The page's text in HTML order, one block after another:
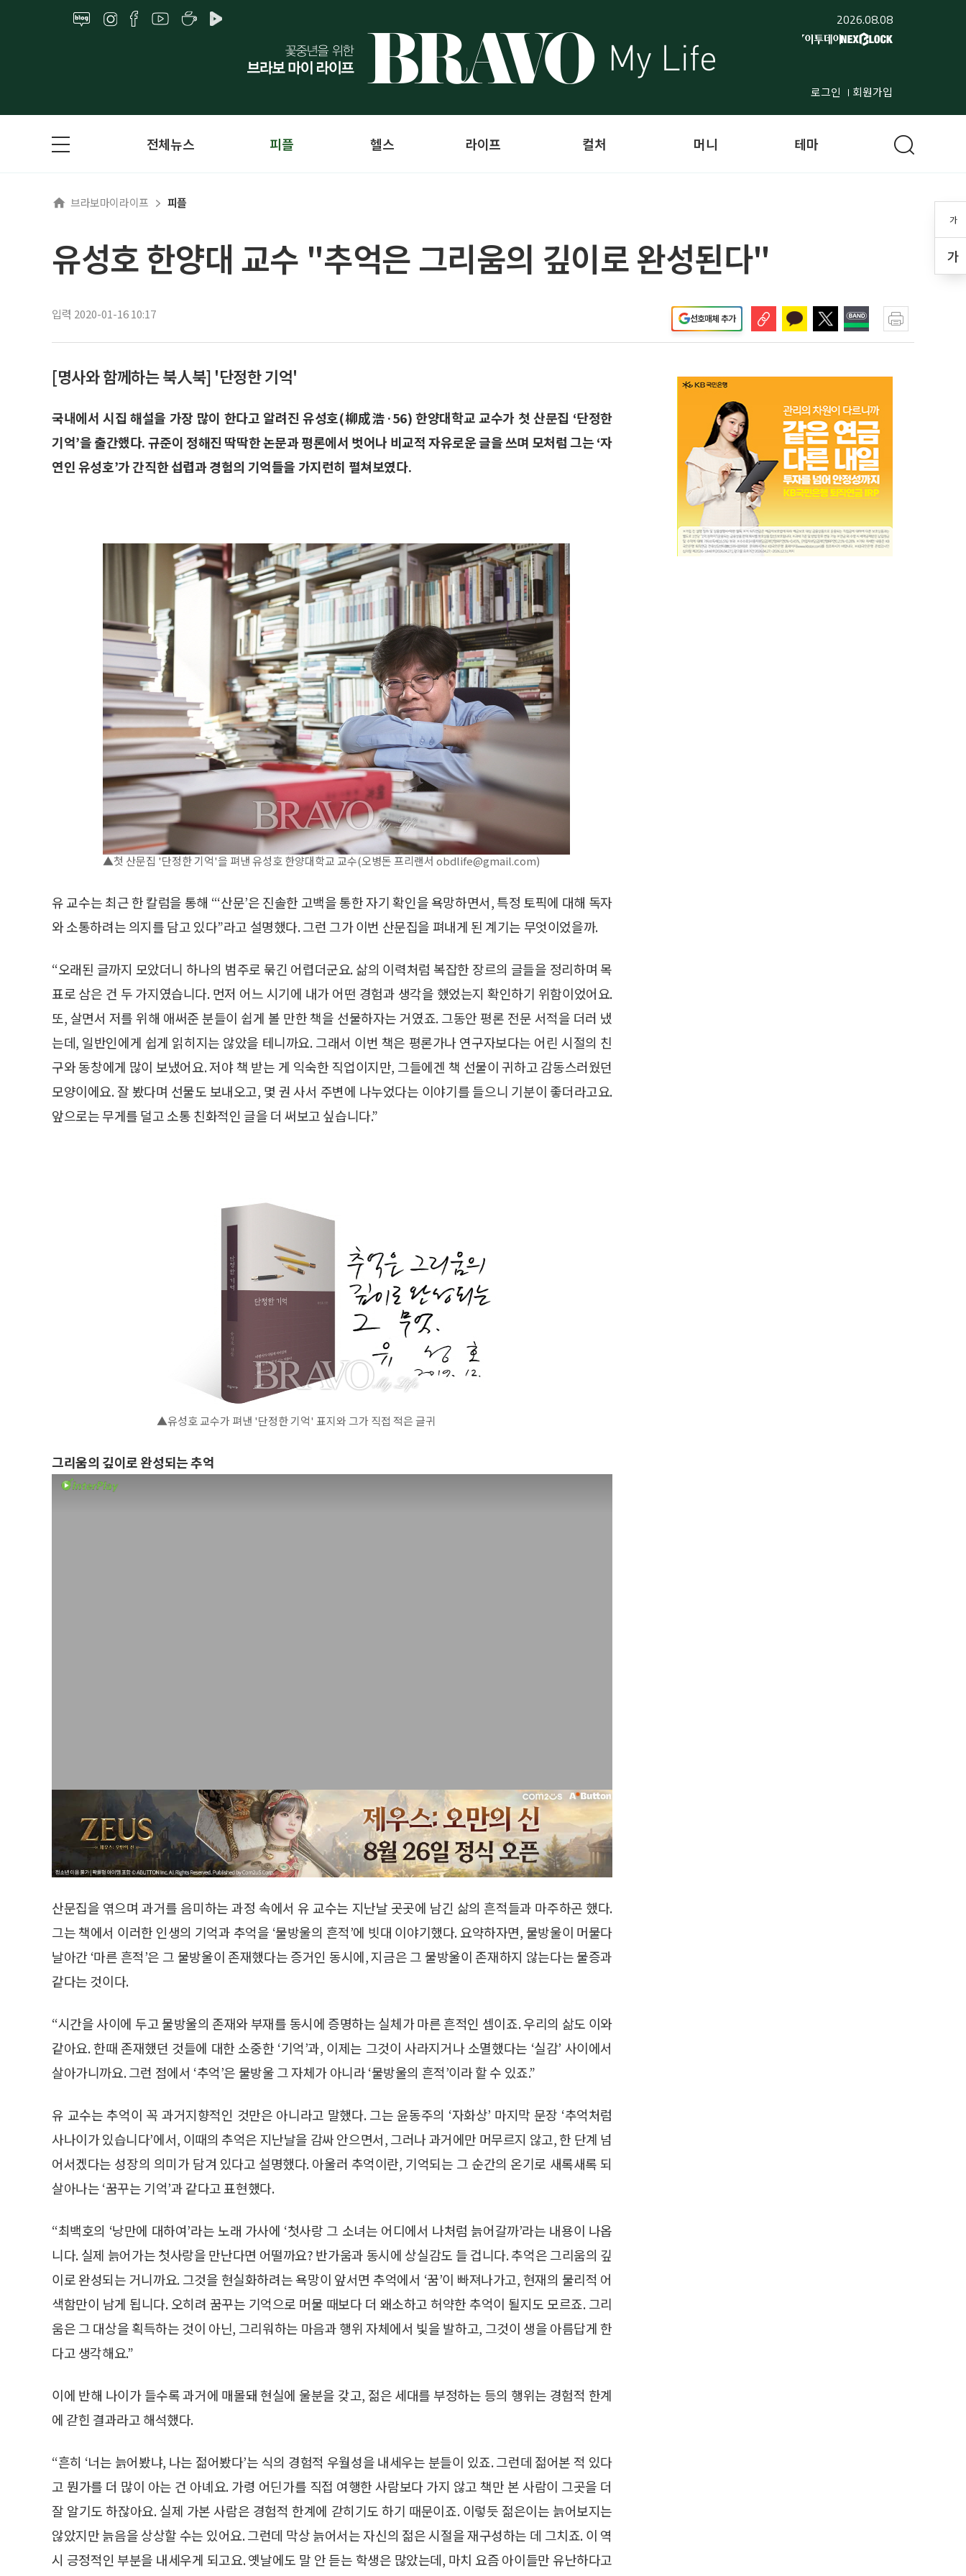
2026.08.08
로그인 회원가입
가
가
전체뉴스 피플 헬스 라이프 컬처 머니 테마
브라보마이라이프 피플
유성호 한양대 교수 "추억은 그리움의 깊이로 완성된다"
입력 2020-01-16 10:17 선호매체 추가
[명사와 함께하는 북人북] '단정한 기억'
국내에서 시집 해설을 가장 많이 한다고 알려진 유성호(柳成浩·56) 한양대학교 교수가 첫 산문집 ‘단정한
기억’을 출간했다. 규준이 정해진 딱딱한 논문과 평론에서 벗어나 비교적 자유로운 글을 쓰며 모처럼 그는 ‘자
연인 유성호’가 간직한 섭렵과 경험의 기억들을 가지런히 펼쳐보였다.
▲첫 산문집 '단정한 기억'을 펴낸 유성호 한양대학교 교수(오병돈 프리랜서 obdlife@gmail.com)
유 교수는 최근 한 칼럼을 통해 “‘산문’은 진솔한 고백을 통한 자기 확인을 욕망하면서, 특정 토픽에 대해 독자
와 소통하려는 의지를 담고 있다”라고 설명했다. 그런 그가 이번 산문집을 펴내게 된 계기는 무엇이었을까.
“오래된 글까지 모았더니 하나의 범주로 묶긴 어렵더군요. 삶의 이력처럼 복잡한 장르의 글들을 정리하며 목
표로 삼은 건 두 가지였습니다. 먼저 어느 시기에 내가 어떤 경험과 생각을 했었는지 확인하기 위함이었어요.
또, 살면서 저를 위해 애써준 분들이 쉽게 볼 만한 책을 선물하자는 거였죠. 그동안 평론 전문 서적을 더러 냈
는데, 일반인에게 쉽게 읽히지는 않았을 테니까요. 그래서 이번 책은 평론가나 연구자보다는 어린 시절의 친
구와 동창에게 많이 보냈어요. 저야 책 받는 게 익숙한 직업이지만, 그들에겐 책 선물이 귀하고 감동스러웠던
모양이에요. 잘 봤다며 선물도 보내오고, 몇 권 사서 주변에 나누었다는 이야기를 들으니 기분이 좋더라고요.
앞으로는 무게를 덜고 소통 친화적인 글을 더 써보고 싶습니다.”
▲유성호 교수가 펴낸 '단정한 기억' 표지와 그가 직접 적은 글귀
그리움의 깊이로 완성되는 추억
산문집을 엮으며 과거를 음미하는 과정 속에서 유 교수는 지난날 곳곳에 남긴 삶의 흔적들과 마주하곤 했다.
그는 책에서 이러한 인생의 기억과 추억을 ‘물방울의 흔적’에 빗대 이야기했다. 요약하자면, 물방울이 머물다
날아간 ‘마른 흔적’은 그 물방울이 존재했다는 증거인 동시에, 지금은 그 물방울이 존재하지 않는다는 물증과
같다는 것이다.
“시간을 사이에 두고 물방울의 존재와 부재를 동시에 증명하는 실체가 마른 흔적인 셈이죠. 우리의 삶도 이와
같아요. 한때 존재했던 것들에 대한 소중한 ‘기억’과, 이제는 그것이 사라지거나 소멸했다는 ‘실감’ 사이에서
살아가니까요. 그런 점에서 ‘추억’은 물방울 그 자체가 아니라 ‘물방울의 흔적’이라 할 수 있죠.”
유 교수는 추억이 꼭 과거지향적인 것만은 아니라고 말했다. 그는 윤동주의 ‘자화상’ 마지막 문장 ‘추억처럼
사나이가 있습니다’에서, 이때의 추억은 지난날을 감싸 안으면서, 그러나 과거에만 머무르지 않고, 한 단계 넘
어서겠다는 성장의 의미가 담겨 있다고 설명했다. 아울러 추억이란, 기억되는 그 순간의 온기로 새록새록 되
살아나는 ‘꿈꾸는 기억’과 같다고 표현했다.
“최백호의 ‘낭만에 대하여’라는 노래 가사에 ‘첫사랑 그 소녀는 어디에서 나처럼 늙어갈까’라는 내용이 나옵
니다. 실제 늙어가는 첫사랑을 만난다면 어떨까요? 반가움과 동시에 상실감도 들 겁니다. 추억은 그리움의 깊
이로 완성되는 거니까요. 그것을 현실화하려는 욕망이 앞서면 추억에서 ‘꿈’이 빠져나가고, 현재의 물리적 어
색함만이 남게 됩니다. 오히려 꿈꾸는 기억으로 머물 때보다 더 왜소하고 허약한 추억이 될지도 모르죠. 그리
움은 그 대상을 획득하는 것이 아닌, 그리워하는 마음과 행위 자체에서 빛을 발하고, 그것이 생을 아름답게 한
다고 생각해요.”
이에 반해 나이가 들수록 과거에 매몰돼 현실에 울분을 갖고, 젊은 세대를 부정하는 등의 행위는 경험적 한계
에 갇힌 결과라고 해석했다.
“흔히 ‘너는 늙어봤냐, 나는 젊어봤다’는 식의 경험적 우월성을 내세우는 분들이 있죠. 그런데 젊어본 적 있다
고 뭔가를 더 많이 아는 건 아녜요. 가령 어딘가를 직접 여행한 사람보다 가지 않고 책만 본 사람이 그곳을 더
잘 알기도 하잖아요. 실제 가본 사람은 경험적 한계에 갇히기도 하기 때문이죠. 이렇듯 젊은이는 늙어보지는
않았지만 늙음을 상상할 수는 있어요. 그런데 막상 늙어서는 자신의 젊은 시절을 재구성하는 데 그치죠. 이 역
시 긍정적인 부분을 내세우게 되고요. 옛날에도 말 안 듣는 학생은 많았는데, 마치 요즘 아이들만 유난하다고